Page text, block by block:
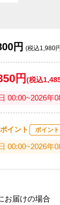
円 (税込1,980
円 (税込
00:00~2026年
ポイント ポイン
00:00~2026年
お届けの場合